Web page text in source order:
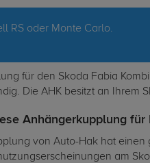
RS oder Monte Carlo.
für den Skoda Fabia
Die AHK besitzt an Ihrem
Anhängerkupplung für
von Auto-Hak hat
am